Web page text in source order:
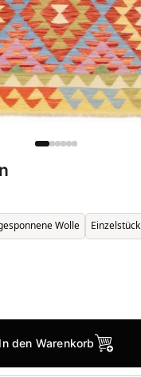
Wolle Einzelstück
In den Warenkorb